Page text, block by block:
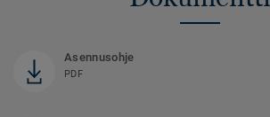
Asennusohje
PDF